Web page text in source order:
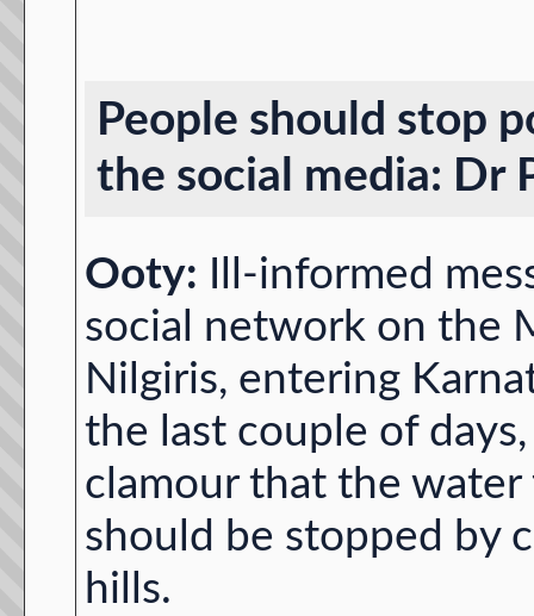
People should stop
the social media: Dr
Ooty: Ill-informed
social network on the
Nilgiris, entering
the last couple of
clamour that the
should be stopped by
hills.